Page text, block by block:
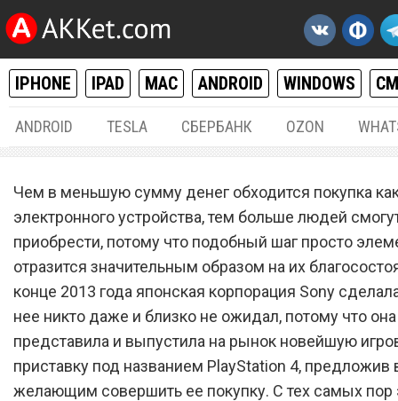
IPHONE IPAD MAC ANDROID WINDOWS
ANDROID TESLA СБЕРБАНК OZON
Sony обрушила цену
приставки PlayStation 4 в
раза до исторического
минимума
Чем в меньшую сумму денег обходится покупка
электронного устройства, тем больше людей
приобрести, потому что подобный шаг просто
отразится значительным образом на их
конце 2013 года японская корпорация Sony
нее никто даже и близко не ожидал, потому что она
представила и выпустила на рынок новейшую
приставку под названием PlayStation 4, предложив
желающим совершить ее покупку. С тех самых пор